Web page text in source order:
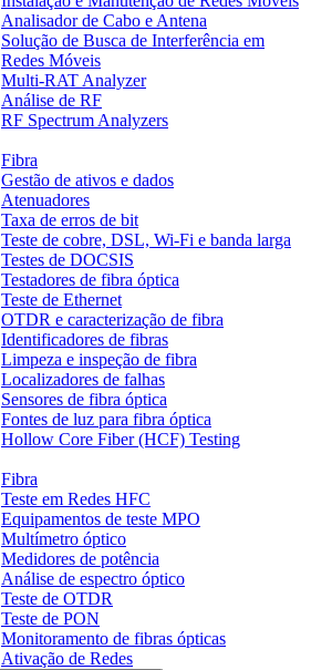
Analisador de Cabo e Antena
Solução de Busca de Interferência em
Redes Móveis
Multi-RAT Analyzer
Análise de RF
RF Spectrum Analyzers
Fibra
Gestão de ativos e dados
Atenuadores
Taxa de erros de bit
Teste de cobre, DSL, Wi-Fi e banda larga
Testes de DOCSIS
Testadores de fibra óptica
Teste de Ethernet
OTDR e caracterização de fibra
Identificadores de fibras
Limpeza e inspeção de fibra
Localizadores de falhas
Sensores de fibra óptica
Fontes de luz para fibra óptica
Hollow Core Fiber (HCF) Testing
Fibra
Teste em Redes HFC
Equipamentos de teste MPO
Multímetro óptico
Medidores de potência
Análise de espectro óptico
Teste de OTDR
Teste de PON
Monitoramento de fibras ópticas
Ativação de Redes